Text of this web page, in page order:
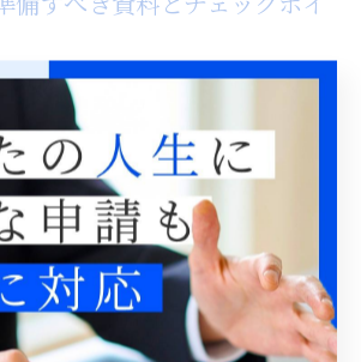
行う際、申請前の資料準備が手続き
します。まず、在留資格ごとに異な
るため、自身の目的に合った在留資
ラインに従って資料を洗い出すこと
士や専門の相談窓口を利用すれば、
しを防ぐことができます。
在留管理局での申請では、最新の情報